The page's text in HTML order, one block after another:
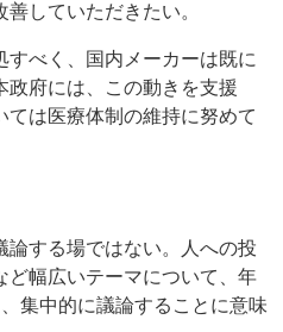
していただきたい。
べく、国内メーカーは既に
政府には、この動きを支援
ては医療体制の維持に努めて
する場ではない。人への投
ど幅広いテーマについて、年
集中的に議論することに意味